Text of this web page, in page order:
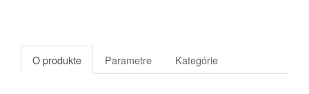
O produkte Parametre Kategórie